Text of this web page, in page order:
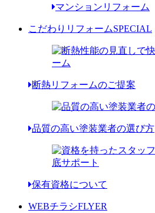
マンションリフォーム
こだわりリフォームSPECIAL
断熱リフォームのご提案
品質の高い塗装業者の選び方
保有資格について
WEBチラシFLYER